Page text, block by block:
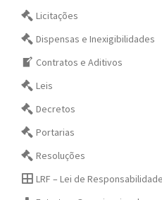
Licitações
Dispensas e Inexigibilidades
Contratos e Aditivos
Leis
Decretos
Portarias
Resoluções
LRF – Lei de